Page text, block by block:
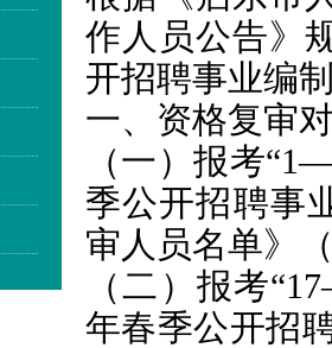
作人员公告》
开招聘事业编
一、资格复审
（一）报考
季公开招聘事
审人员名单》
（二）报考
年春季公开招